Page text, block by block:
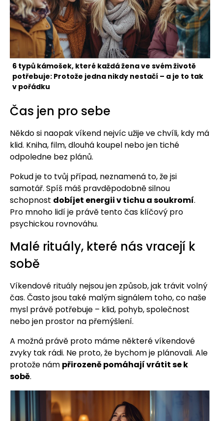
6 typů kámošek, které každá žena ve svém životě
potřebuje: Protože jedna nikdy nestačí – a je to tak
v pořádku
Čas jen pro sebe
Někdo si naopak víkend nejvíc užije ve chvíli, kdy má
klid. Kniha, film, dlouhá koupel nebo jen tiché
odpoledne bez plánů.
Pokud je to tvůj případ, neznamená to, že jsi
samotář. Spíš máš pravděpodobně silnou
schopnost dobíjet energii v tichu a soukromí.
Pro mnoho lidí je právě tento čas klíčový pro
psychickou rovnováhu.
Malé rituály, které nás vracejí k
sobě
Víkendové rituály nejsou jen způsob, jak trávit volný
čas. Často jsou také malým signálem toho, co naše
mysl právě potřebuje – klid, pohyb, společnost
nebo jen prostor na přemýšlení.
A možná právě proto máme některé víkendové
zvyky tak rádi. Ne proto, že bychom je plánovali. Ale
protože nám přirozeně pomáhají vrátit se k
sobě.